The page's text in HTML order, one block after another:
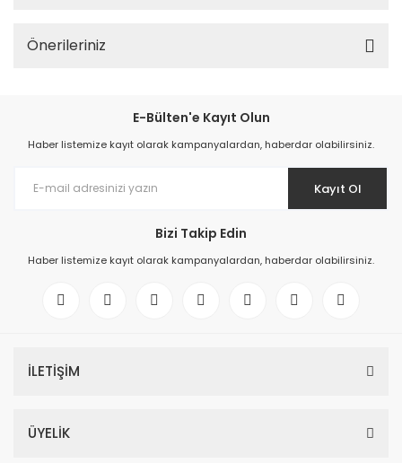
Önerileriniz
E-Bülten'e Kayıt Olun
Haber listemize kayıt olarak kampanyalardan, haberdar olabilirsiniz.
Kayıt Ol
Bizi Takip Edin
Haber listemize kayıt olarak kampanyalardan, haberdar olabilirsiniz.
İLETİŞİM
ÜYELİK